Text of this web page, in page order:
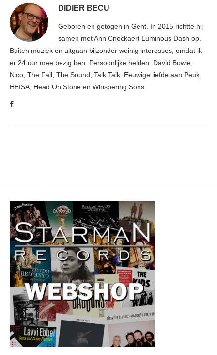
DIDIER BECU
Geboren en getogen in Gent. In 2015 richtte hij
samen met Ann Cnockaert Luminous Dash op.
Buiten muziek en uitgaan bijzonder weinig interesses, omdat ik
er 24 uur mee bezig ben. Persoonlijke helden: David Bowie,
Nico, The Fall, The Sound, Talk Talk. Eeuwige liefde aan Peuk,
HEISA, Head On Stone en Whispering Sons.